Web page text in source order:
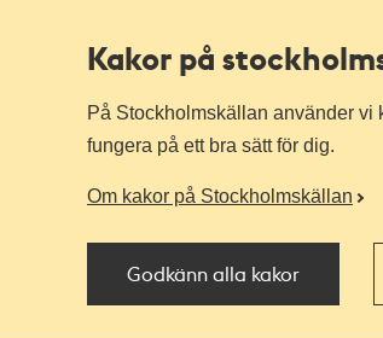
Kakor på
På Stockholmskällan använder vi
fungera på ett bra sätt för dig.
Om kakor på Stockholmskällan
Godkänn alla kakor